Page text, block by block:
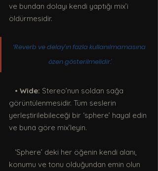
ve bundan dolayı kendi yaptığı mix’i
öldürmesidir.
‘Reverb ve delay’ın fazla kullanılmamasına
özen gösterilmelidir.’
   •
Wide: Stereo’nun soldan sağa
görüntülenmesidir. Tüm seslerin
yerleştirilebileceği bir ‘sphere’ hayal edin
ve buna göre mix’leyin.
konumu ve tonu olduğundan emin olun